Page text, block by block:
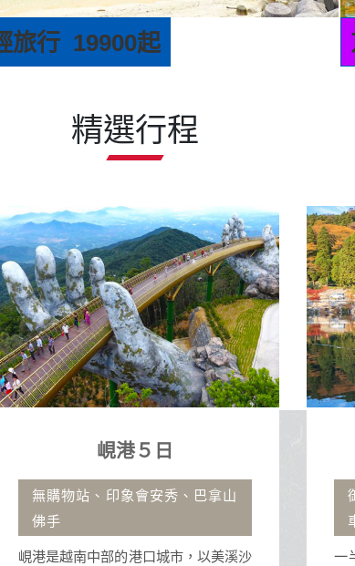
旅行 19900起
精選行程
安秀、巴拿山
口城市，以美溪沙
御船山.湯布院.千本
一半是火山的熱烈，一